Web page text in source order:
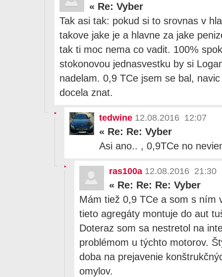
« Re: Vyber
Tak asi tak: pokud si to srovnas v
takove jake je a hlavne za jake
tak ti moc nema co vadit. 100%
stokonovou jednasvestku by si
nadelam. 0,9 TCe jsem se bal,
docela znat.
tedwine 12.08.2016 12:07
« Re: Re: Vyber
Asi ano.. , 0,9TCe no
ras100a 12.08.2016 21:30
« Re: Re: Re: Vyber
Mám tiež 0,9 TCe a som s ním
tieto agregáty montuje do aut
Doteraz som sa nestretol na
problémom u týchto motorov.
doba na prejavenie
omylov.